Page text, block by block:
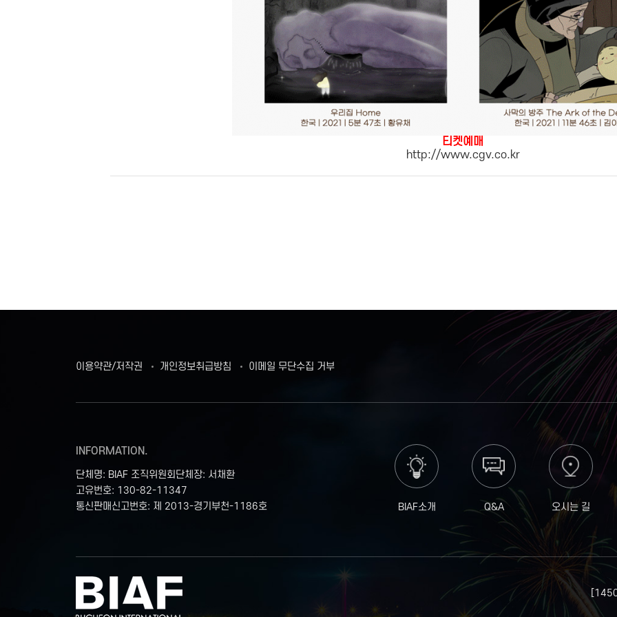
티켓예매
http://www.cgv.co.kr
이용약관/저작권 개인정보취급방침 이메일 무단수집 거부
INFORMATION.
단체명: BIAF 조직위원회단체장: 서채환
고유번호: 130-82-11347
통신판매신고번호: 제 2013-경기부천-1186호
BIAF소개 Q&A 오시는 길